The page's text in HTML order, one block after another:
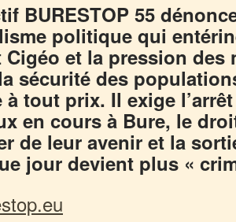
BURESTOP 55
politique qui
et la pression des
sécurité des
à tout prix. Il exige
en cours à Bure, le
de leur avenir et la
jour devient plus «